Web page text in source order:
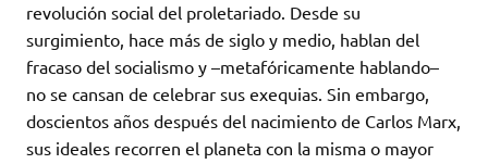
revolución social del proletariado. Desde su
surgimiento, hace más de siglo y medio, hablan del
fracaso del socialismo y –metafóricamente hablando–
no se cansan de celebrar sus exequias. Sin embargo,
doscientos años después del nacimiento de Carlos Marx,
sus ideales recorren el planeta con la misma o mayor